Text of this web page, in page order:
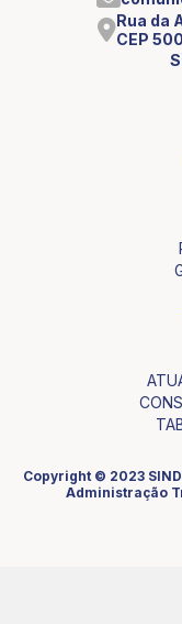
Rua da
CEP
Copyright © 2023
Administração